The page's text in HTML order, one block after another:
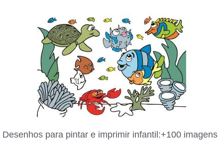
Desenhos para pintar e imprimir infantil:+100 imagens